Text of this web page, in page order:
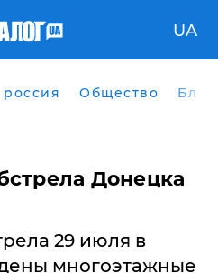
UA
россия Общество
Донецка
29 июля в
многоэтажные